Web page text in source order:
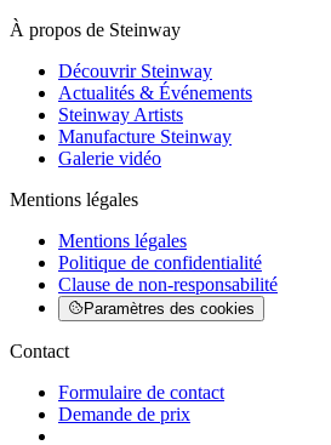
À propos de Steinway
Découvrir Steinway
Actualités & Événements
Steinway Artists
Manufacture Steinway
Galerie vidéo
Mentions légales
Mentions légales
Politique de confidentialité
Clause de non-responsabilité
Paramètres des cookies
Contact
Formulaire de contact
Demande de prix